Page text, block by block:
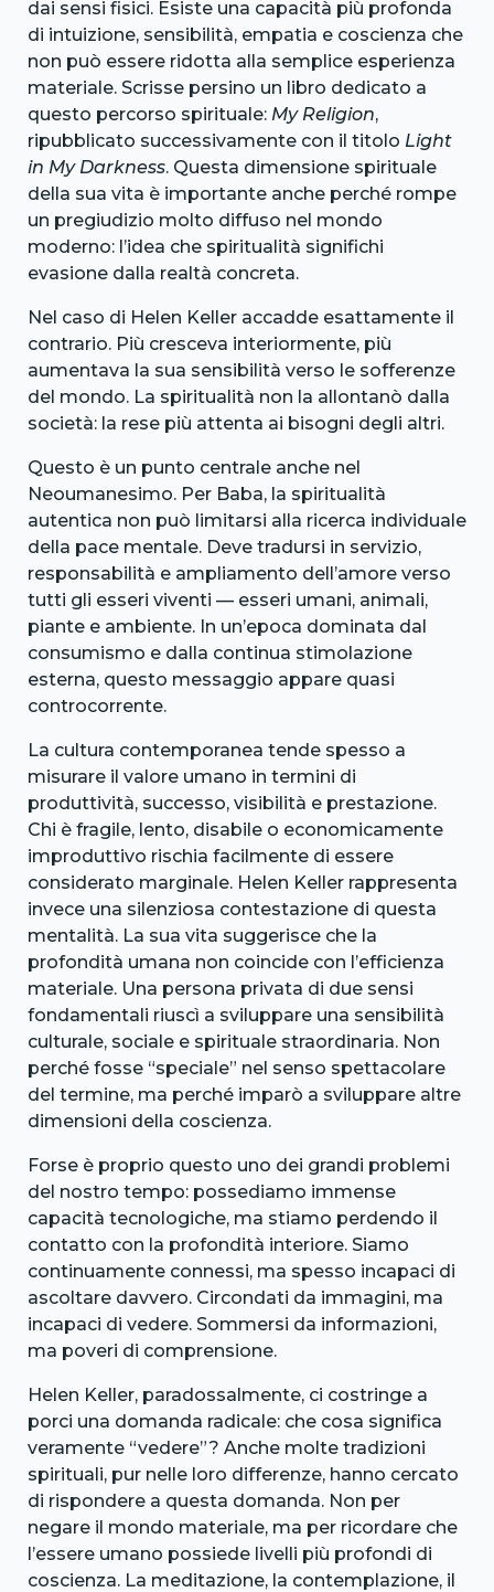
dai sensi fisici. Esiste una capacità più profonda
di intuizione, sensibilità, empatia e coscienza che
non può essere ridotta alla semplice esperienza
materiale. Scrisse persino un libro dedicato a
questo percorso spirituale: My Religion,
ripubblicato successivamente con il titolo Light
in My Darkness. Questa dimensione spirituale
della sua vita è importante anche perché rompe
un pregiudizio molto diffuso nel mondo
moderno: l’idea che spiritualità significhi
evasione dalla realtà concreta.
Nel caso di Helen Keller accadde esattamente il
contrario. Più cresceva interiormente, più
aumentava la sua sensibilità verso le sofferenze
del mondo. La spiritualità non la allontanò dalla
società: la rese più attenta ai bisogni degli altri.
Questo è un punto centrale anche nel
Neoumanesimo. Per Baba, la spiritualità
autentica non può limitarsi alla ricerca individuale
della pace mentale. Deve tradursi in servizio,
responsabilità e ampliamento dell’amore verso
tutti gli esseri viventi — esseri umani, animali,
piante e ambiente. In un’epoca dominata dal
consumismo e dalla continua stimolazione
esterna, questo messaggio appare quasi
controcorrente.
La cultura contemporanea tende spesso a
misurare il valore umano in termini di
produttività, successo, visibilità e prestazione.
Chi è fragile, lento, disabile o economicamente
improduttivo rischia facilmente di essere
considerato marginale. Helen Keller rappresenta
invece una silenziosa contestazione di questa
mentalità. La sua vita suggerisce che la
profondità umana non coincide con l’efficienza
materiale. Una persona privata di due sensi
fondamentali riuscì a sviluppare una sensibilità
culturale, sociale e spirituale straordinaria. Non
perché fosse “speciale” nel senso spettacolare
del termine, ma perché imparò a sviluppare altre
dimensioni della coscienza.
Forse è proprio questo uno dei grandi problemi
del nostro tempo: possediamo immense
capacità tecnologiche, ma stiamo perdendo il
contatto con la profondità interiore. Siamo
continuamente connessi, ma spesso incapaci di
ascoltare davvero. Circondati da immagini, ma
incapaci di vedere. Sommersi da informazioni,
ma poveri di comprensione.
Helen Keller, paradossalmente, ci costringe a
porci una domanda radicale: che cosa significa
veramente “vedere”? Anche molte tradizioni
spirituali, pur nelle loro differenze, hanno cercato
di rispondere a questa domanda. Non per
negare il mondo materiale, ma per ricordare che
l’essere umano possiede livelli più profondi di
coscienza. La meditazione, la contemplazione, il